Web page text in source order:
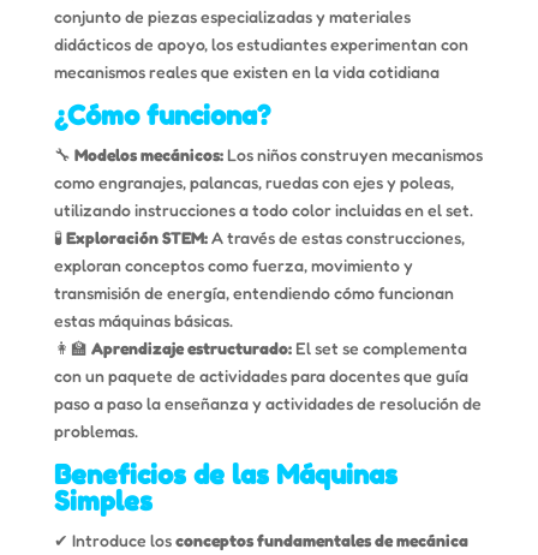
conjunto de piezas especializadas y materiales
didácticos de apoyo, los estudiantes experimentan con
mecanismos reales que existen en la vida cotidiana
¿Cómo funciona?
🔧 Modelos mecánicos:Los niños construyen mecanismos
como engranajes, palancas, ruedas con ejes y poleas,
utilizando instrucciones a todo color incluidas en el set.
🧪 Exploración STEM:A través de estas construcciones,
exploran conceptos como fuerza, movimiento y
transmisión de energía, entendiendo cómo funcionan
estas máquinas básicas.
👩‍🏫 Aprendizaje estructurado:El set se complementa
con un paquete de actividades para docentes que guía
paso a paso la enseñanza y actividades de resolución de
problemas.
Beneficios de las Máquinas
Simples
✔ Introduce losconceptos fundamentales de mecánica